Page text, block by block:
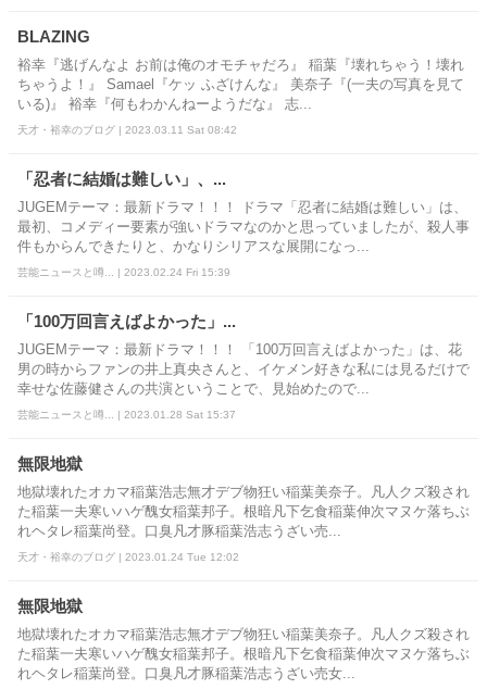
BLAZING
裕幸『逃げんなよ お前は俺のオモチャだろ』 稲葉『壊れちゃう！壊れ
ちゃうよ！』 Samael『ケッ ふざけんな』 美奈子『(一夫の写真を見て
いる)』 裕幸『何もわかんねーようだな』 志...
天才・裕幸のブログ | 2023.03.11 Sat 08:42
「忍者に結婚は難しい」、...
JUGEMテーマ：最新ドラマ！！！ ドラマ「忍者に結婚は難しい」は、
最初、コメディー要素が強いドラマなのかと思っていましたが、殺人事
件もからんできたりと、かなりシリアスな展開になっ...
芸能ニュースと噂... | 2023.02.24 Fri 15:39
「100万回言えばよかった」...
JUGEMテーマ：最新ドラマ！！！ 「100万回言えばよかった」は、花
男の時からファンの井上真央さんと、イケメン好きな私には見るだけで
幸せな佐藤健さんの共演ということで、見始めたので...
芸能ニュースと噂... | 2023.01.28 Sat 15:37
無限地獄
地獄壊れたオカマ稲葉浩志無才デブ物狂い稲葉美奈子。凡人クズ殺され
た稲葉一夫寒いハゲ醜女稲葉邦子。根暗凡下乞食稲葉伸次マヌケ落ちぶ
れヘタレ稲葉尚登。口臭凡才豚稲葉浩志うざい売...
天才・裕幸のブログ | 2023.01.24 Tue 12:02
無限地獄
地獄壊れたオカマ稲葉浩志無才デブ物狂い稲葉美奈子。凡人クズ殺され
た稲葉一夫寒いハゲ醜女稲葉邦子。根暗凡下乞食稲葉伸次マヌケ落ちぶ
れヘタレ稲葉尚登。口臭凡才豚稲葉浩志うざい売女...